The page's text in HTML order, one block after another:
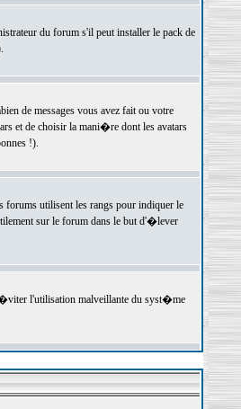
du forum s'il peut installer le pack de
de messages vous avez fait ou votre
et de choisir la mani�re dont les avatars
!).
utilisent les rangs pour indiquer le
sur le forum dans le but d'�lever
l'utilisation malveillante du syst�me